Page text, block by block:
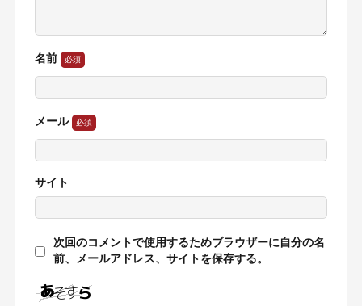
名前
メール
サイト
次回のコメントで使用するためブラウザーに自分の名
前、メールアドレス、サイトを保存する。